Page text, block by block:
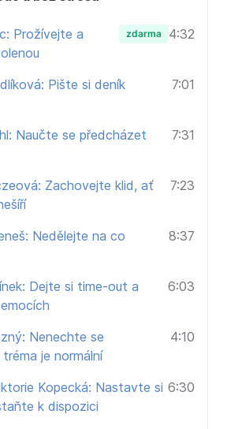
Kolik by ho mělo být?
Prožívejte a
zdarma 4:32
Pište si deník
7:01
Naučte se předcházet
7:31
Zachovejte klid, ať
7:23
Nedělejte na co
8:37
Dejte si time-out a
6:03
Nenechte se
je normální
4:10
Kopecká: Nastavte si
k dispozici
6:30